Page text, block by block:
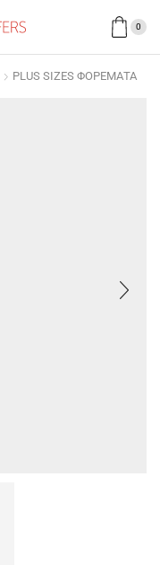
0
PLUS SIZES ΦΟΡΕΜΑΤΑ